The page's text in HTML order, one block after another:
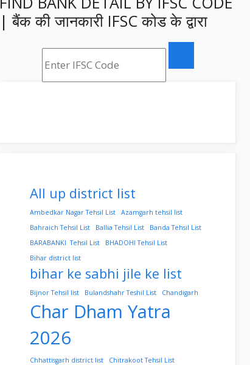
| बैंक की जानकारी IFSC कोड के द्वारा
All up district list
Ambedkar Nagar Tehsil List
Azamgarh tehsil list
Bahraich Tehsil List
Ballia Tehsil List
Banda Tehsil List
BARABANKI Tehsil List
BHADOHI Tehsil List
Bihar district list
bihar ke sabhi jile ke list
Bijnor Tehsil list Bulandshahr Teshil List Chandigarh
Char Dham Yatra
2026
Chhattisgarh district list
Chitrakoot Tehsil List